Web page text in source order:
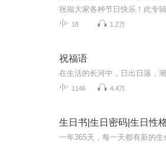
18 1.2万
祝福语
1146 4.4万
生日书|生日密码|生日性